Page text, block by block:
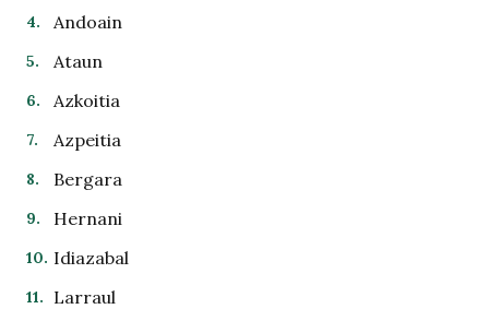
Andoain
Ataun
Azkoitia
Azpeitia
Bergara
Hernani
Idiazabal
Larraul